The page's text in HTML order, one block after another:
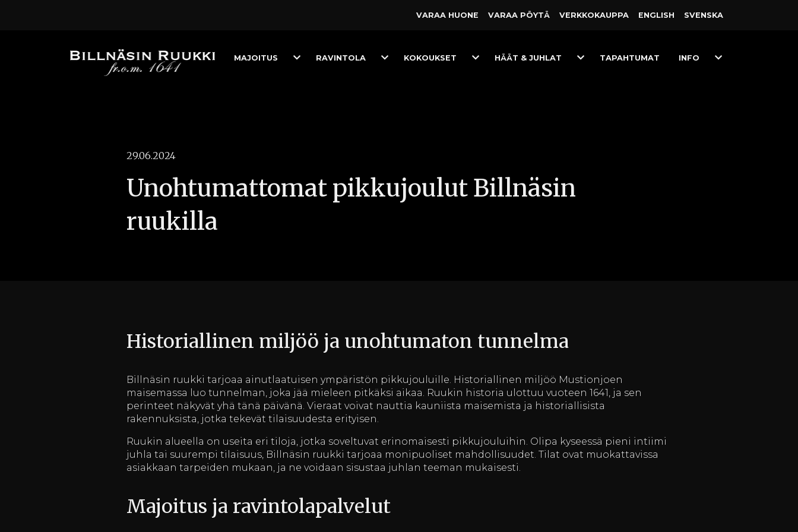
VARAA HUONE VARAA PÖYTÄ VERKKO­KAUPPA ENGLISH SVENSKA
MAJOITUS
ToggleRAVINTOLA
ToggleKOKOUKSET
ToggleHÄÄT & JUHLAT
ToggleTAPAHTUMAT INFO
Toggle
29.06.2024
Unohtumattomat pikkujoulut Billnäsin
ruukilla
Historiallinen miljöö ja unohtumaton tunnelma
Billnäsin ruukki tarjoaa ainutlaatuisen ympäristön pikkujouluille. Historiallinen miljöö Mustionjoen
maisemassa luo tunnelman, joka jää mieleen pitkäksi aikaa. Ruukin historia ulottuu vuoteen 1641, ja sen
perinteet näkyvät yhä tänä päivänä. Vieraat voivat nauttia kauniista maisemista ja historiallisista
rakennuksista, jotka tekevät tilaisuudesta erityisen.
Ruukin alueella on useita eri tiloja, jotka soveltuvat erinomaisesti pikkujouluihin. Olipa kyseessä pieni intiimi
juhla tai suurempi tilaisuus, Billnäsin ruukki tarjoaa monipuoliset mahdollisuudet. Tilat ovat muokattavissa
asiakkaan tarpeiden mukaan, ja ne voidaan sisustaa juhlan teeman mukaisesti.
Majoitus ja ravintolapalvelut